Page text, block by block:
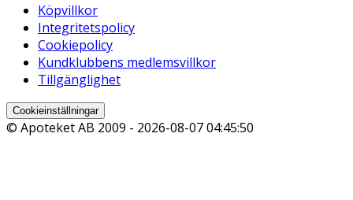
Köpvillkor
Integritetspolicy
Cookiepolicy
Kundklubbens medlemsvillkor
Tillgänglighet
Cookieinställningar
© Apoteket AB 2009 - 2026-08-07 04:45:50